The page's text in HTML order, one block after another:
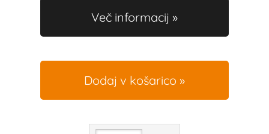
Več informacij
Dodaj v košarico